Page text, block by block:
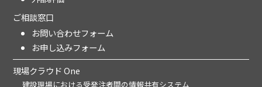
ご相談窓口
お問い合わせフォーム
お申し込みフォーム
現場クラウド One
建設現場における受発注者間の情報共有システム